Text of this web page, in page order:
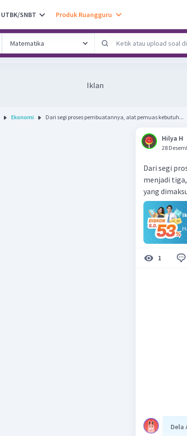
UTBK/SNBT Produk Ruangguru
Iklan
Ekonomi Dari segi proses pembuatannya, alat pemuas kebutuh...
Hilya H
28
Dari segi
menjadi
yang
1
Dela